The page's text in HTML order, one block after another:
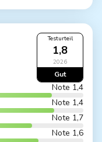
Testurteil
1,8
2026
Gut
Note 1,4
Note 1,4
Note 1,7
Note 1,6